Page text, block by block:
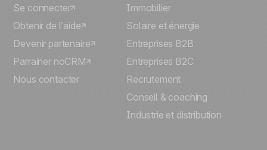
Se connecter
Obtenir de l’aide
Devenir partenaire
Parrainer noCRM
Nous contacter
Immobilier
Solaire et énergie
Entreprises B2B
Entreprises B2C
Recrutement
Conseil & coaching
Industrie et distribution